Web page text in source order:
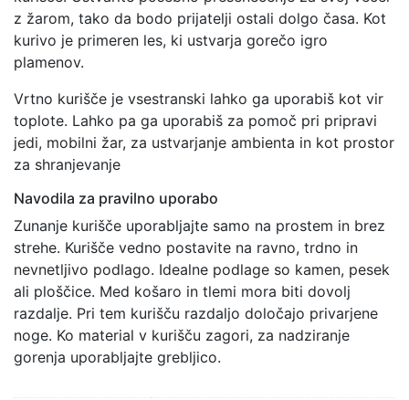
z žarom, tako da bodo prijatelji ostali dolgo časa. Kot
kurivo je primeren les, ki ustvarja gorečo igro
plamenov.
Vrtno kurišče je vsestranski lahko ga uporabiš kot vir
toplote. Lahko pa ga uporabiš za pomoč pri pripravi
jedi, mobilni žar, za ustvarjanje ambienta in kot prostor
za shranjevanje
Navodila za pravilno uporabo
Zunanje kurišče uporabljajte samo na prostem in brez
strehe. Kurišče vedno postavite na ravno, trdno in
nevnetljivo podlago. Idealne podlage so kamen, pesek
ali ploščice. Med košaro in tlemi mora biti dovolj
razdalje. Pri tem kurišču razdaljo določajo privarjene
noge. Ko material v kurišču zagori, za nadziranje
gorenja uporabljajte grebljico.